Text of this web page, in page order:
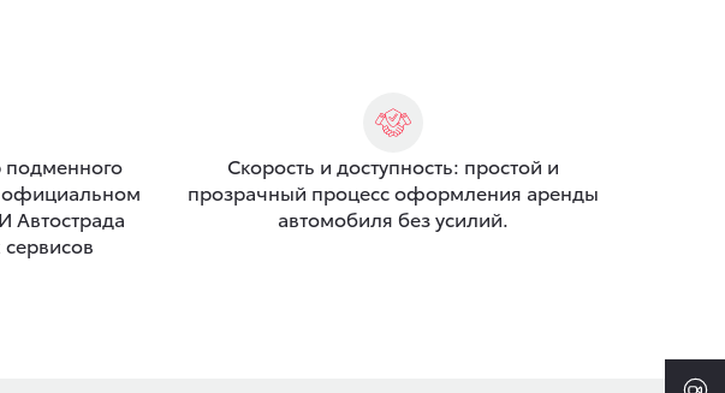
официальном
Автострада
Скорость и доступность: простой и
прозрачный процесс оформления аренды
автомобиля без усилий.